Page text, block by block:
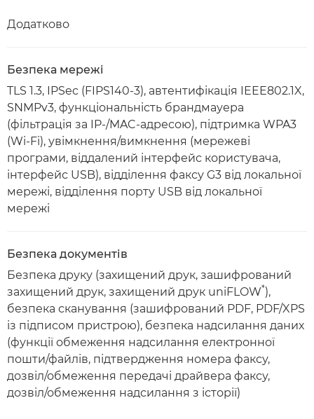
Додатково
Безпека мережі
TLS 1.3, IPSec (FIPS140-3), автентифікація IEEE802.1X,
SNMPv3, функціональність брандмауера
(фільтрація за IP-/MAC-адресою), підтримка WPA3
(Wi-Fi), увімкнення/вимкнення (мережеві
програми, віддалений інтерфейс користувача,
інтерфейс USB), відділення факсу G3 від локальної
мережі, відділення порту USB від локальної
мережі
Безпека документів
Безпека друку (захищений друк, зашифрований
захищений друк, захищений друк uniFLOW*),
безпека сканування (зашифрований PDF, PDF/XPS
із підписом пристрою), безпека надсилання даних
(функції обмеження надсилання електронної
пошти/файлів, підтвердження номера факсу,
дозвіл/обмеження передачі драйвера факсу,
дозвіл/обмеження надсилання з історії)